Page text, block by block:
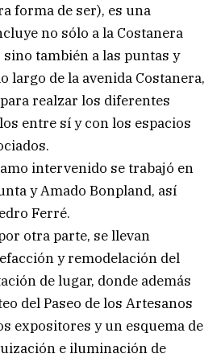
forma de ser), es una
no sólo a la Costanera
también a las puntas y
largo de la avenida Costanera,
realzar los diferentes
entre sí y con los espacios
intervenido se trabajó en
y Amado Bonpland, así
Ferré.
otra parte, se llevan
y remodelación del
de lugar, donde además
del Paseo de los Artesanos
expositores y un esquema de
e iluminación de